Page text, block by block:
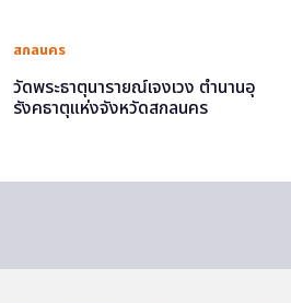
สกลนคร
วัดพระธาตุนารายณ์เจงเวง ตำนานอุ
รังคธาตุแห่งจังหวัดสกลนคร